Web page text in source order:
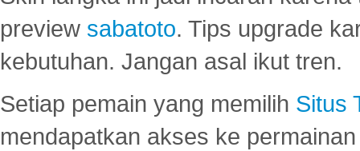
preview sabatoto. Tips upgrade
kebutuhan. Jangan asal ikut tren.
Setiap pemain yang memilih Situs
mendapatkan akses ke